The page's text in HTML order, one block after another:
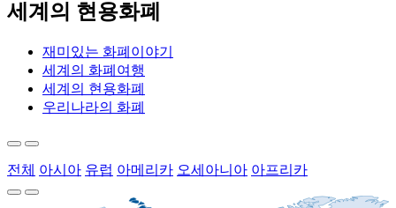
세계의 현용화폐
재미있는 화폐이야기
세계의 화폐여행
세계의 현용화폐
우리나라의 화폐
전체 아시아 유럽 아메리카 오세아니아 아프리카